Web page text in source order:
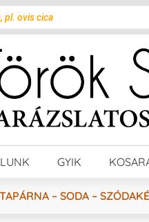
GYIK
– SODA –